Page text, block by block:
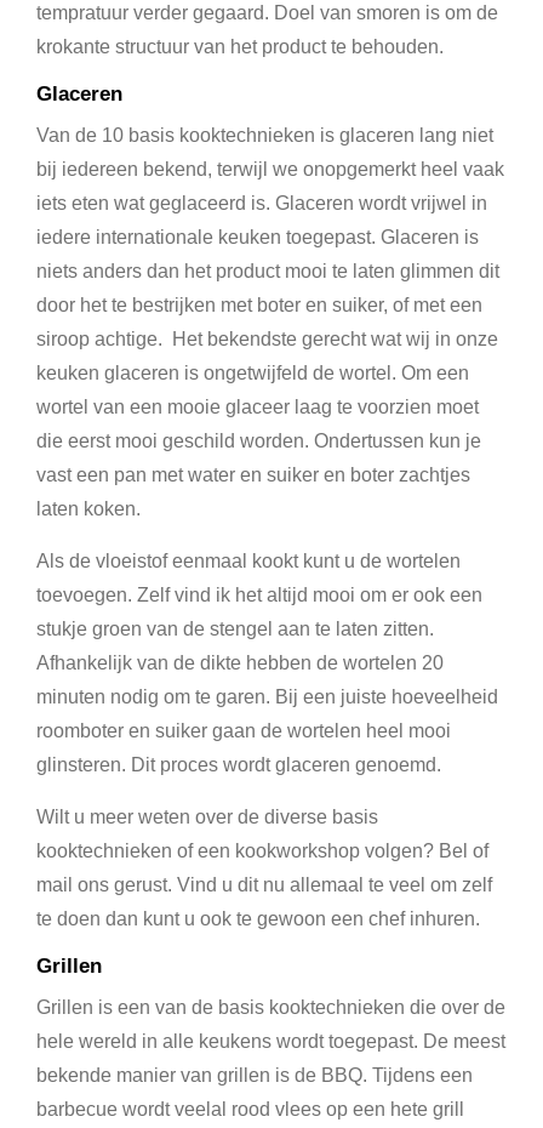
tempratuur verder gegaard. Doel van smoren is om de
krokante structuur van het product te behouden.
Glaceren
Van de 10 basis kooktechnieken is glaceren lang niet
bij iedereen bekend, terwijl we onopgemerkt heel vaak
iets eten wat geglaceerd is. Glaceren wordt vrijwel in
iedere internationale keuken toegepast. Glaceren is
niets anders dan het product mooi te laten glimmen dit
door het te bestrijken met boter en suiker, of met een
siroop achtige. Het bekendste gerecht wat wij in onze
keuken glaceren is ongetwijfeld de wortel. Om een
wortel van een mooie glaceer laag te voorzien moet
die eerst mooi geschild worden. Ondertussen kun je
vast een pan met water en suiker en boter zachtjes
laten koken.
Als de vloeistof eenmaal kookt kunt u de wortelen
toevoegen. Zelf vind ik het altijd mooi om er ook een
stukje groen van de stengel aan te laten zitten.
Afhankelijk van de dikte hebben de wortelen 20
minuten nodig om te garen. Bij een juiste hoeveelheid
roomboter en suiker gaan de wortelen heel mooi
glinsteren. Dit proces wordt glaceren genoemd.
Wilt u meer weten over de diverse basis
kooktechnieken of een kookworkshop volgen? Bel of
mail ons gerust. Vind u dit nu allemaal te veel om zelf
te doen dan kunt u ook te gewoon een chef inhuren.
Grillen
Grillen is een van de basis kooktechnieken die over de
hele wereld in alle keukens wordt toegepast. De meest
bekende manier van grillen is de BBQ. Tijdens een
barbecue wordt veelal rood vlees op een hete grill